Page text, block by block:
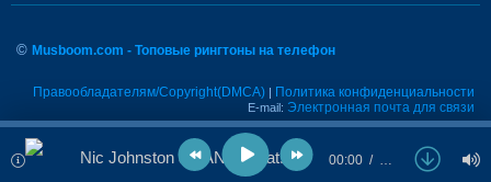
© Musboom.com - Топовые рингтоны на телефон
Правообладателям/Copyright(DMCA) | Политика конфиденциальности
E-mail: Электронная почта для связи
Nic Johnston & LANNE feat. Jawny Sparklez - Thnks fr th Mmrs (Extended Mix) 00:00 …